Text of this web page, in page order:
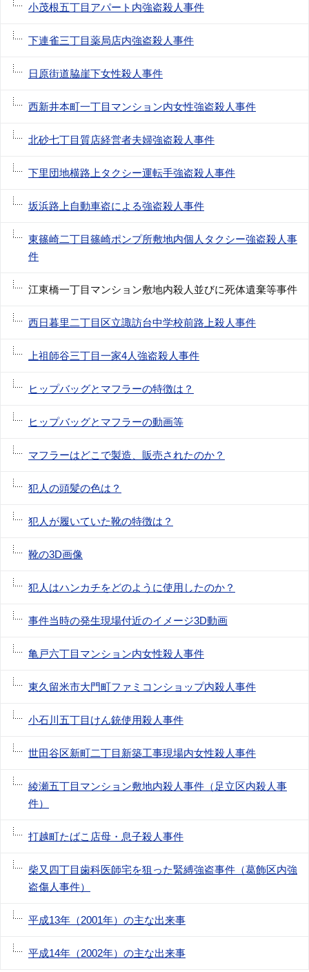
小茂根五丁目アパート内強盗殺人事件
下連雀三丁目薬局店内強盗殺人事件
日原街道脇崖下女性殺人事件
西新井本町一丁目マンション内女性強盗殺人事件
北砂七丁目質店経営者夫婦強盗殺人事件
下里団地横路上タクシー運転手強盗殺人事件
坂浜路上自動車盗による強盗殺人事件
東篠崎二丁目篠崎ポンプ所敷地内個人タクシー強盗殺人事
件
江東橋一丁目マンション敷地内殺人並びに死体遺棄等事件
西日暮里二丁目区立諏訪台中学校前路上殺人事件
上祖師谷三丁目一家4人強盗殺人事件
ヒップバッグとマフラーの特徴は？
ヒップバッグとマフラーの動画等
マフラーはどこで製造、販売されたのか？
犯人の頭髪の色は？
犯人が履いていた靴の特徴は？
靴の3D画像
犯人はハンカチをどのように使用したのか？
事件当時の発生現場付近のイメージ3D動画
亀戸六丁目マンション内女性殺人事件
東久留米市大門町ファミコンショップ内殺人事件
小石川五丁目けん銃使用殺人事件
世田谷区新町二丁目新築工事現場内女性殺人事件
綾瀬五丁目マンション敷地内殺人事件（足立区内殺人事
件）
打越町たばこ店母・息子殺人事件
柴又四丁目歯科医師宅を狙った緊縛強盗事件（葛飾区内強
盗傷人事件）
平成13年（2001年）の主な出来事
平成14年（2002年）の主な出来事